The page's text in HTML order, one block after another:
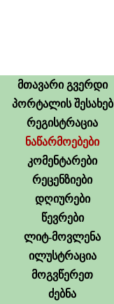
მთავარი გვერდი
პორტალის შესახებ
რეგისტრაცია
ნაწარმოებები
კომენტარები
რეცენზიები
დღიურები
წევრები
ლიტ-მოვლენა
ილუსტრაცია
მოგვწერეთ
ძებნა